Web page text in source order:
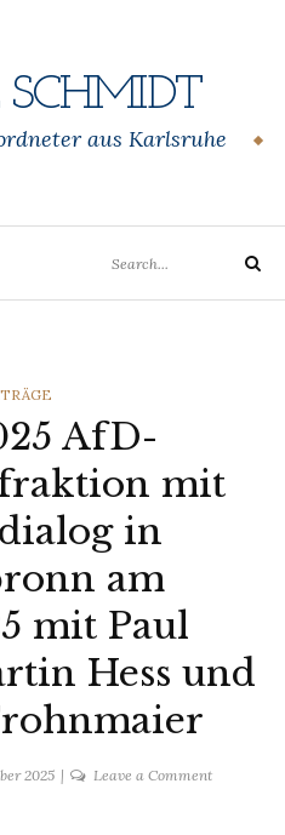
SCHMIDT
aus Karlsruhe
for:
Search
AfD-
mit
in
am
mit Paul
Hess und
2025 Leave a Commenton